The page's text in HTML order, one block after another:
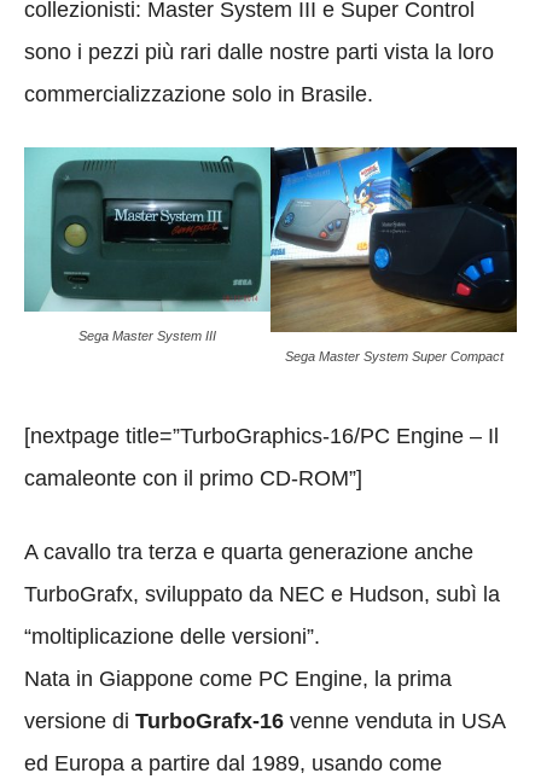
collezionisti: Master System III e Super Control
sono i pezzi più rari dalle nostre parti vista la loro
commercializzazione solo in Brasile.
Sega Master System III
Sega Master System Super Compact
[nextpage title=”TurboGraphics-16/PC Engine – Il
camaleonte con il primo CD-ROM”]
A cavallo tra terza e quarta generazione anche
TurboGrafx, sviluppato da NEC e Hudson, subì la
“moltiplicazione delle versioni”.
Nata in Giappone come PC Engine, la prima
versione di TurboGrafx-16 venne venduta in USA
ed Europa a partire dal 1989, usando come